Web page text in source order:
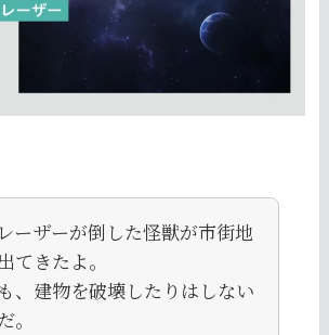
ーザーが倒した怪獣が市街地
てきたよ。
、建物を破壊したりはしない
。